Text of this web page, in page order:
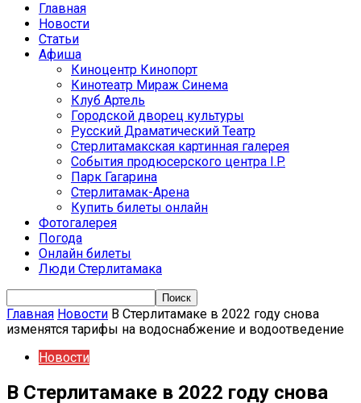
Главная
Новости
Статьи
Афиша
Киноцентр Кинопорт
Кинотеатр Мираж Синема
Клуб Артель
Городской дворец культуры
Русский Драматический Театр
Стерлитамакская картинная галерея
События продюсерского центра I.P.
Парк Гагарина
Стерлитамак-Арена
Купить билеты онлайн
Фотогалерея
Погода
Онлайн билеты
Люди Стерлитамака
Главная Новости В Стерлитамаке в 2022 году снова
изменятся тарифы на водоснабжение и водоотведение
Новости
В Стерлитамаке в 2022 году снова